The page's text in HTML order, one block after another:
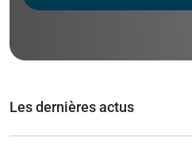
Les dernières actus